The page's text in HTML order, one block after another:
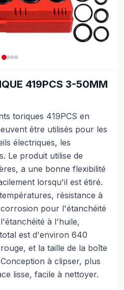
419PCS 3-50MM
toriques 419PCS en
être utilisés pour les
électriques, les
Le produit utilise de
a une bonne flexibilité
lorsqu'il est étiré.
résistance à
pour l'étanchéité
à l'huile,
est d'environ 640
et la taille de la boîte
à clipser, plus
lisse, facile à nettoyer.